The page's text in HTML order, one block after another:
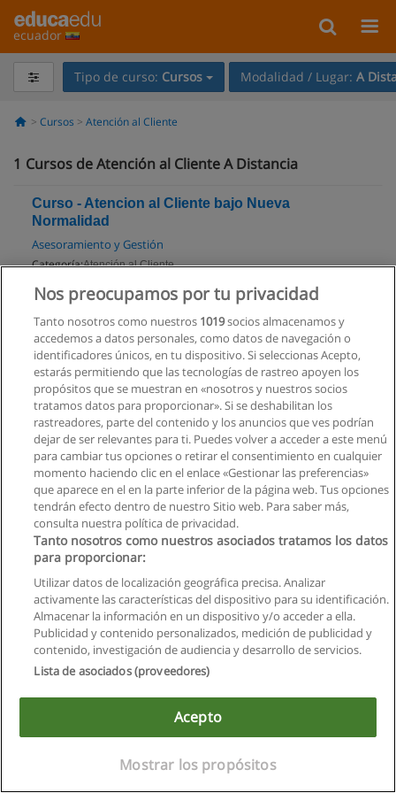
ecuador
Tipo de curso: Cursos Modalidad / Lugar: A
Cursos Atención al Cliente
1 Cursos de Atención al Cliente A Distancia
Curso - Atencion al Cliente bajo Nueva
Normalidad
Asesoramiento y Gestión
Categoría:Atención al Cliente
Modalidad:
Solicita información
Reglas de uso
Contactar con Educaedu
Copyright © Educaedu Business S.L. - CIF : B-95610580: -
www.educaedu.com.ec
Nos preocupamos por tu privacidad
Tanto nosotros como nuestros 1019socios almacenamos y
accedemos a datos personales, como datos de navegación o
identificadores únicos, en tu dispositivo. Si seleccionas Acepto,
estarás permitiendo que las tecnologías de rastreo apoyen los
propósitos que se muestran en «nosotros y nuestros socios
tratamos datos para proporcionar». Si se deshabilitan los
rastreadores, parte del contenido y los anuncios que ves podrían
dejar de ser relevantes para ti. Puedes volver a acceder a este menú
para cambiar tus opciones o retirar el consentimiento en cualquier
momento haciendo clic en el enlace «Gestionar las preferencias»
que aparece en el en la parte inferior de la página web. Tus opciones
tendrán efecto dentro de nuestro Sitio web. Para saber más,
consulta nuestra política de privacidad.
Tanto nosotros como nuestros asociados tratamos los datos
para proporcionar:
Utilizar datos de localización geográfica precisa. Analizar
activamente las características del dispositivo para su identificación.
Almacenar la información en un dispositivo y/o acceder a ella.
Publicidad y contenido personalizados, medición de publicidad y
contenido, investigación de audiencia y desarrollo de servicios.
Lista de asociados (proveedores)
Acepto
Mostrar los propósitos